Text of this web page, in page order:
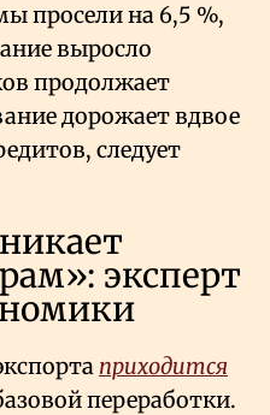
просели на 6,5 %,
выросло
продолжает
дорожает вдвое
следует
эксперт
приходится
переработки.